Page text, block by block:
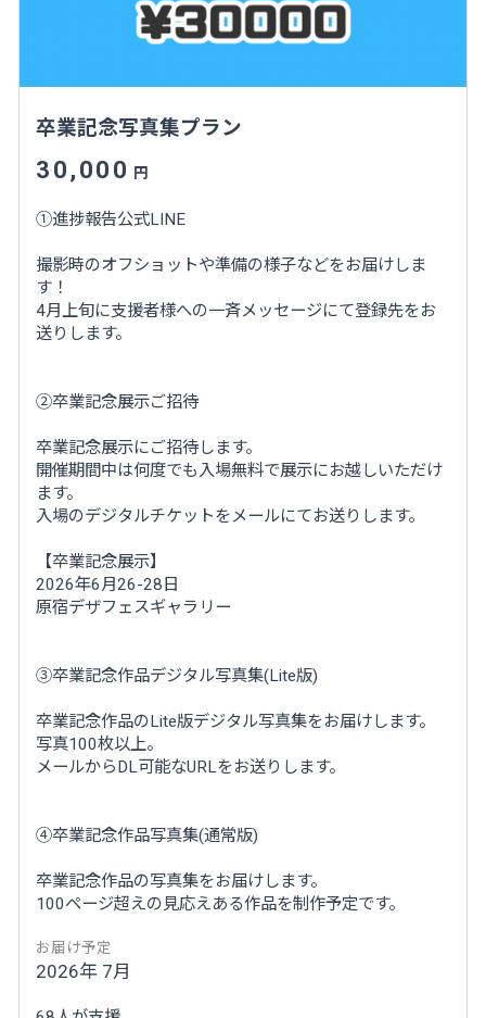
卒業記念写真集プラン
30,000 円
①進捗報告公式LINE
撮影時のオフショットや準備の様子などをお届けしま
す！
4月上旬に支援者様への一斉メッセージにて登録先をお
送りします。
②卒業記念展示ご招待
卒業記念展示にご招待します。
開催期間中は何度でも入場無料で展示にお越しいただけ
ます。
入場のデジタルチケットをメールにてお送りします。
【卒業記念展示】
2026年6月26-28日
原宿デザフェスギャラリー
③卒業記念作品デジタル写真集(Lite版)
卒業記念作品のLite版デジタル写真集をお届けします。
写真100枚以上。
メールからDL可能なURLをお送りします。
④卒業記念作品写真集(通常版)
卒業記念作品の写真集をお届けします。
100ページ超えの見応えある作品を制作予定です。
お届け予定
2026年 7月